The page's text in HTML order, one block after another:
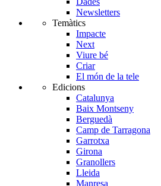
Newsletters
Temàtics
Impacte
Next
Viure bé
Criar
El món de la tele
Edicions
Catalunya
Baix Montseny
Berguedà
Camp de Tarragona
Garrotxa
Girona
Granollers
Lleida
Manresa